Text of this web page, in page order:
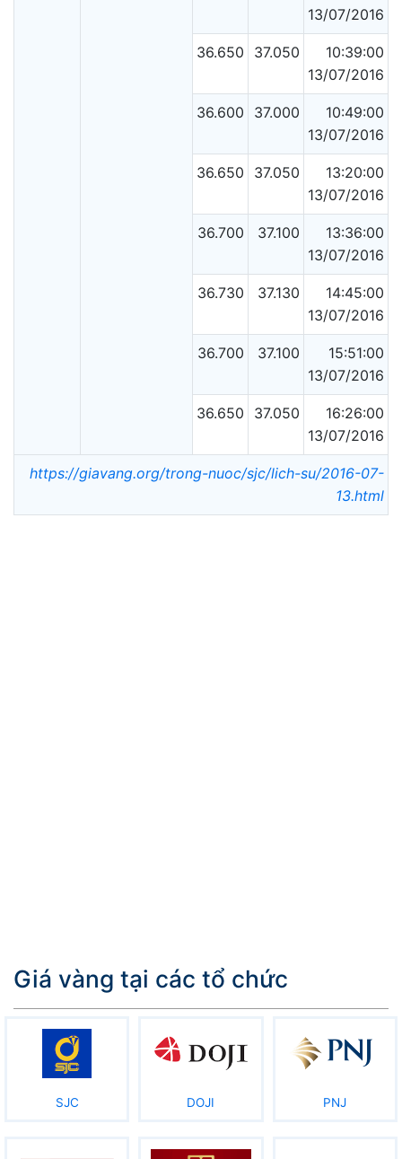
13/07/2016
36.650 37.050
10:39:00
13/07/2016
36.600 37.000
10:49:00
13/07/2016
36.650 37.050
13:20:00
13/07/2016
36.700 37.100
13:36:00
13/07/2016
36.730 37.130
14:45:00
13/07/2016
36.700 37.100
15:51:00
13/07/2016
36.650 37.050
16:26:00
13/07/2016
https://giavang.org/trong-nuoc/sjc/lich-su/2016-07-
13.html
Giá vàng tại các tổ chức
SJC DOJI PNJ